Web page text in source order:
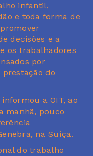
infantil,
e toda forma de
decisões e a
os trabalhadores
por
do
a OIT, ao
manhã, pouco
na Suíça.
do trabalho